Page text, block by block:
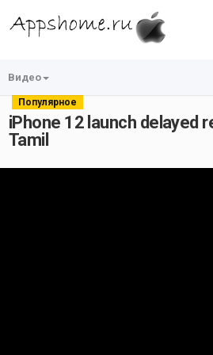
Видео
Популярное
iPhone 12 launch delayed
Tamil